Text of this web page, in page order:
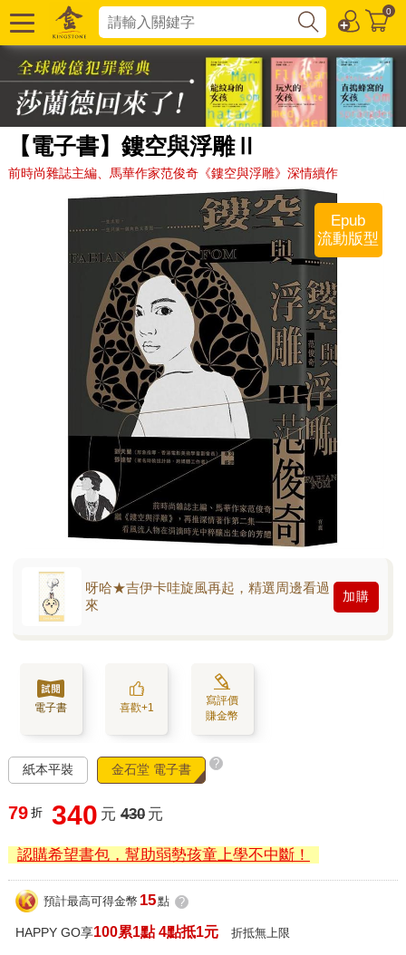
0
【電子書】鏤空與浮雕Ⅱ
前時尚雜誌主編、馬華作家范俊奇《鏤空與浮雕》深情續作
Epub
流動版型
呀哈★吉伊卡哇旋風再起，精選周邊看過
來
加購
電子書 喜歡+1
寫評價
賺金幣
紙本平裝 金石堂 電子書 ?
79 折 340 元 430 元
認購希望書包，幫助弱勢孩童上學不中斷！
預計最高可得金幣 15點 ?
HAPPY GO享100累1點 4點抵1元 折抵無上限